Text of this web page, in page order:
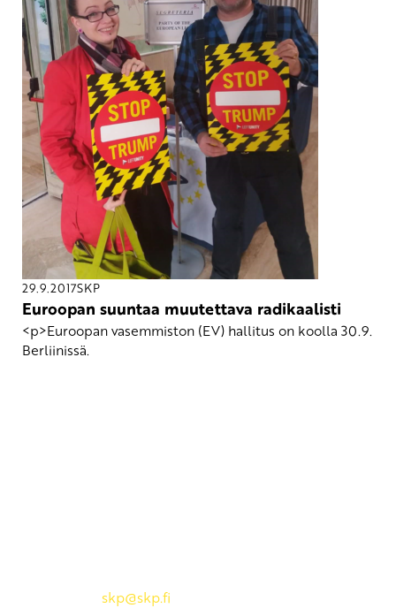
29.9.2017SKP
Euroopan suuntaa muutettava radikaalisti
<p>Euroopan vasemmiston (EV) hallitus on koolla 30.9.
Berliinissä.
skp@skp.fi